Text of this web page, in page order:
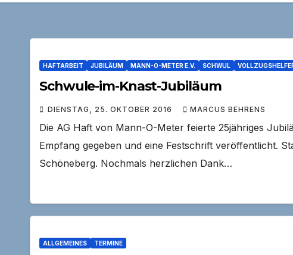
HAFTARBEIT JUBILÄUM MANN-O-METER E.V. SCHWUL
Schwule-im-Knast-Jubiläum
DIENSTAG, 25. OKTOBER 2016 MARCUS BEHRENS
Die AG Haft von Mann-O-Meter feierte 25jähriges
Empfang gegeben und eine Festschrift veröffentlicht.
Schöneberg. Nochmals herzlichen Dank…
ALLGEMEINES TERMINE